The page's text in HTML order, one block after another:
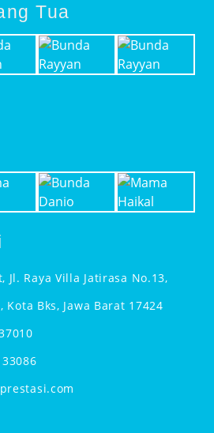
Tua
Jl. Raya Villa Jatirasa No.13,
Kota Bks, Jawa Barat 17424